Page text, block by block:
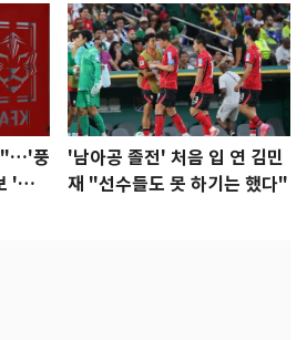
"…'풍
'실
'남아공 졸전' 처음 입 연 김민
재 "선수들도 못 하기는 했다"